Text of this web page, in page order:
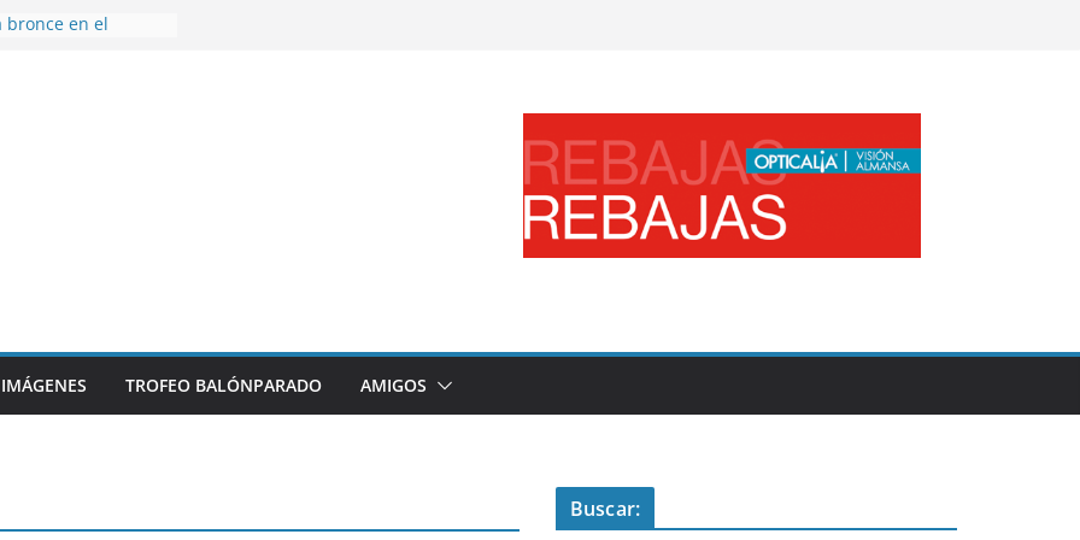
bronce en el
Ajedrez
la plantilla y
de
sumando
IMÁGENES TROFEO BALÓNPARADO AMIGOS
Buscar: